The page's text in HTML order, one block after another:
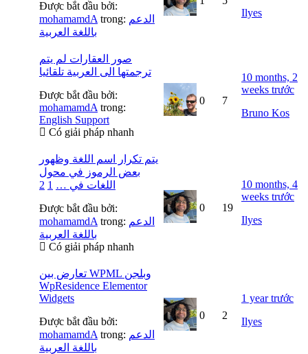
Được bắt đầu bởi:
mohamamdA trong: الدعم
باللغة العربية
Ilyes
صور العقارات لم يتم
ترجمتها الى العربية تلقائيا
Được bắt đầu bởi:
mohamamdA trong:
English Support
Có giải pháp nhanh
0 7
10 months, 2
weeks trước
Bruno Kos
يتم تكرار اسم اللغة وظهور
بعض الرموز في محول
اللغات في … 1
2
Được bắt đầu bởi:
mohamamdA trong: الدعم
باللغة العربية
Có giải pháp nhanh
0 19
10 months, 4
weeks trước
Ilyes
تعارض بين WPML وبلجن
WpResidence Elementor
Widgets
Được bắt đầu bởi:
mohamamdA trong: الدعم
باللغة العربية
0 2
1 year trước
Ilyes